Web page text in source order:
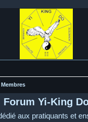
Membres
Forum Yi-King
aux pratiquants et